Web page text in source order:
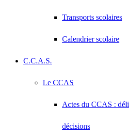
Transports scolaires
Calendrier scolaire
C.C.A.S.
Le CCAS
Actes du CCAS :
décisions